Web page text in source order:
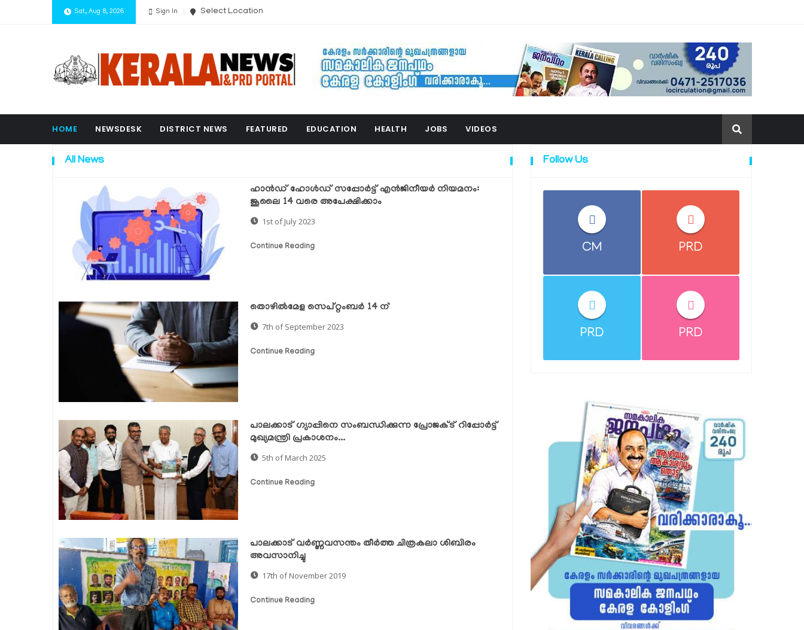
Sat, Aug 8, 2026 Sign In Select Location
HOME NEWSDESK DISTRICT NEWS FEATURED EDUCATION HEALTH JOBS VIDEOS
All News
ഹാന്‍ഡ് ഹോള്‍ഡ് സപ്പോര്‍ട്ട് എന്‍ജിനീയര്‍ നിയമനം:
ജൂലൈ 14 വരെ അപേക്ഷിക്കാം
1st of July 2023
Continue Reading
തൊഴിൽമേള സെപ്റ്റംബർ 14 ന്
7th of September 2023
Continue Reading
പാലക്കാട് ഗ്യാപ്പിനെ സംബന്ധിക്കുന്ന പ്രോജക്ട് റിപ്പോർട്ട്
മുഖ്യമന്ത്രി പ്രകാശനം...
5th of March 2025
Continue Reading
പാലക്കാട് വര്‍ണ്ണവസന്തം തീര്‍ത്ത ചിത്രകലാ ശിബിരം
അവസാനിച്ചു
17th of November 2019
Continue Reading
Follow Us
CM PRD
PRD PRD